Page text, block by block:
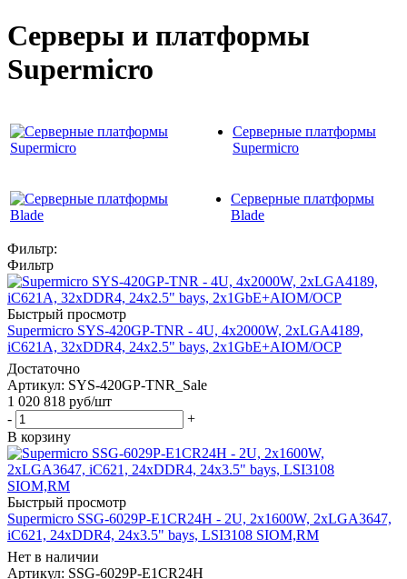
Серверы и платформы
Supermicro
Серверные платформы
Supermicro
Серверные платформы
Blade
Фильтр:
Фильтр
Быстрый просмотр
Supermicro SYS-420GP-TNR - 4U, 4x2000W, 2xLGA4189,
iC621A, 32xDDR4, 24x2.5" bays, 2x1GbE+AIOM/OCP
Достаточно
Артикул: SYS-420GP-TNR_Sale
1 020 818 руб/шт
-
+
В корзину
Быстрый просмотр
Supermicro SSG-6029P-E1CR24H - 2U, 2x1600W, 2xLGA3647,
iC621, 24xDDR4, 24x3.5" bays, LSI3108 SIOM,RM
Нет в наличии
Артикул: SSG-6029P-E1CR24H